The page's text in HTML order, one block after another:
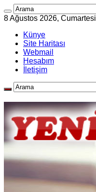
8 Ağustos 2026, Cumartesi
Künye
Site Haritası
Webmail
Hesabım
İletişim